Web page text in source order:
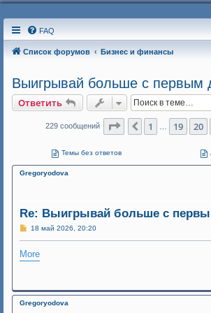
FAQ
Список форумов Бизнес и финансы
Выигрывай больше с первым
Ответить
229 сообщений Страница 23из 23
Пред.
1 19 20
Темы без ответов
Gregoryodova
Re: Выигрывай больше с
С
б
щ
е
18 май 2026, 20:20
More
Gregoryodova